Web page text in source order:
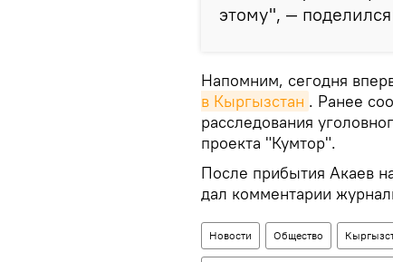
этому", —
Напомним, сегодня
в Кыргызстан . Ранее
расследования
проекта "Кумтор".
После прибытия Акаев
дал комментарии
Новости Общество